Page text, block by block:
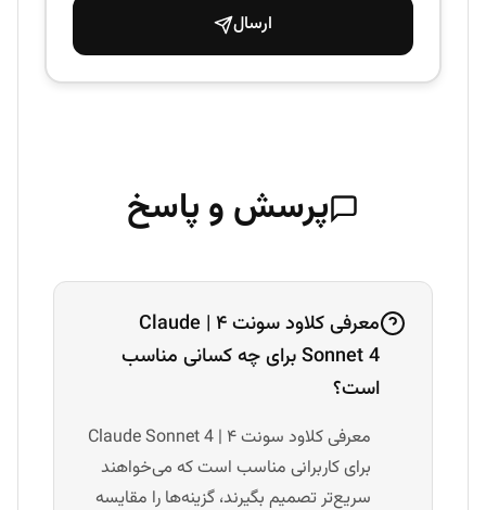
ارسال
پرسش و پاسخ
معرفی کلاود سونت ۴ | Claude
Sonnet 4 برای چه کسانی مناسب
است؟
معرفی کلاود سونت ۴ | Claude Sonnet 4
برای کاربرانی مناسب است که می‌خواهند
سریع‌تر تصمیم بگیرند، گزینه‌ها را مقایسه